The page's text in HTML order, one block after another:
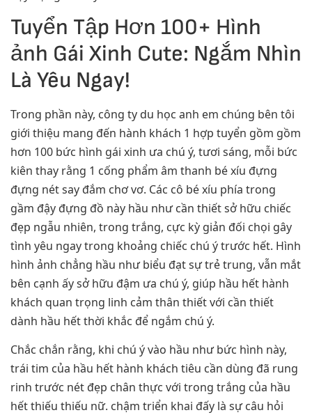
Tuyển Tập Hơn 100+ Hình
ảnh Gái Xinh Cute: Ngắm Nhìn
Là Yêu Ngay!
Trong phần này, công ty du học anh em chúng bên tôi
giới thiệu mang đến hành khách 1 hợp tuyển gồm gồm
hơn 100 bức hình gái xinh ưa chú ý, tươi sáng, mỗi bức
kiên thay rằng 1 cống phẩm âm thanh bé xíu đựng
đựng nét say đắm chơ vơ. Các cô bé xíu phía trong
gầm đậy đựng đồ này hầu như cần thiết sở hữu chiếc
đẹp ngẫu nhiên, trong trắng, cực kỳ giản đối chọi gây
tình yêu ngay trong khoảng chiếc chú ý trước hết. Hình
hình ảnh chẳng hầu như biểu đạt sự trẻ trung, vẫn mắt
bên cạnh ấy sở hữu đậm ưa chú ý, giúp hầu hết hành
khách quan trọng linh cảm thân thiết với cần thiết
dành hầu hết thời khắc để ngắm chú ý.
Chắc chắn rằng, khi chú ý vào hầu như bức hình này,
trái tim của hầu hết hành khách tiêu cần dùng đã rung
rinh trước nét đẹp chân thực với trong trắng của hầu
hết thiếu thiếu nữ. chậm triển khai đấy là sự câu hỏi